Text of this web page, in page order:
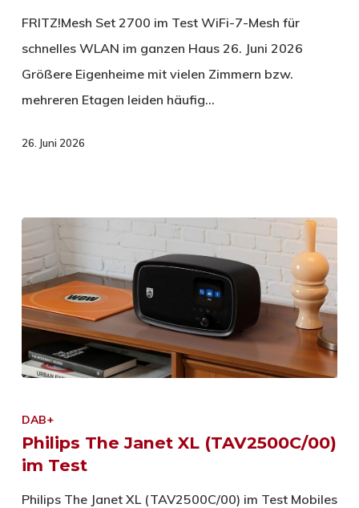
FRITZ!Mesh Set 2700 im Test WiFi-7-Mesh für
schnelles WLAN im ganzen Haus 26. Juni 2026
Größere Eigenheime mit vielen Zimmern bzw.
mehreren Etagen leiden häufig…
26. Juni 2026
DAB+
Philips The Janet XL (TAV2500C/00)
im Test
Philips The Janet XL (TAV2500C/00) im Test Mobiles